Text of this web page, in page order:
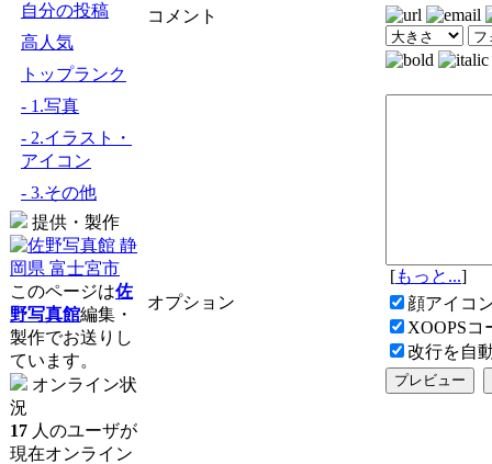
自分の投稿
高人気
トップランク
- 1.写真
- 2.イラスト・
アイコン
- 3.その他
提供・製作
このページは佐
野写真館編集・
製作でお送りし
ています。
オンライン状
況
17 人のユーザが
現在オンライン
コメント
[もっと...]
オプション
顔アイコ
XOOPSコ
改行を自